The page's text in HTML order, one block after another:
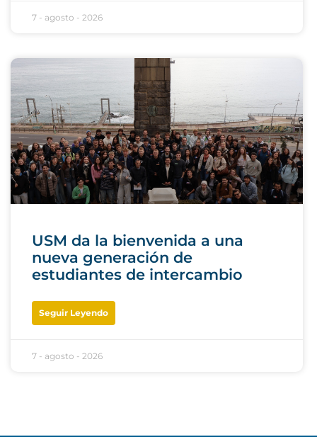
7 - agosto - 2026
USM da la bienvenida a una
nueva generación de
estudiantes de intercambio
Seguir Leyendo
7 - agosto - 2026